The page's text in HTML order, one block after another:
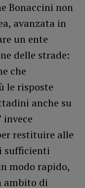
Bonaccini non
avanzata in
un ente
delle strade:
che
le risposte
anche su
invece
restituire alle
sufficienti
modo rapido,
ambito di